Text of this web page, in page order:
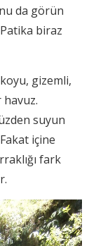
da görün
biraz
koyu, gizemli,
suyun
içine
fark